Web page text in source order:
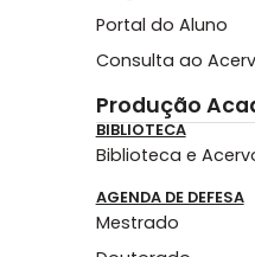
Portal do Aluno
Consulta ao
Produção
BIBLIOTECA
Biblioteca e
AGENDA DE DEFESA
Mestrado